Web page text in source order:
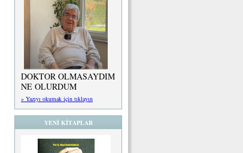
DOKTOR OLMASAYDIM
NE OLURDUM
» Yazıyı okumak için tıklayın
YENİ KİTAPLAR